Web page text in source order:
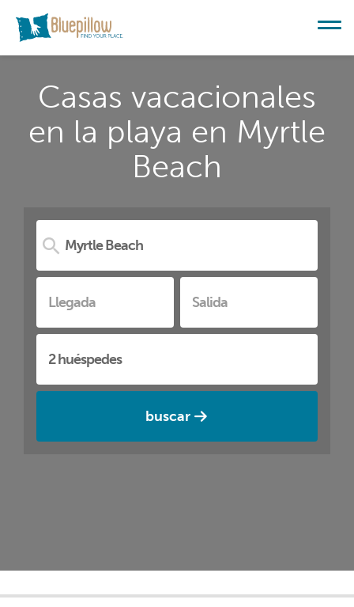
Casas vacacionales
en la playa en Myrtle
Beach
buscar